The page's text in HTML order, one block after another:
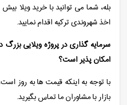
اخذ شهروندی ترکیه اقدام نمایید.
سرمایه گذاری در پروژه ویلایی بزرگ
امکان پذیر است؟
با توجه به اینکه قیمت ها به روز
بازار با مشاوران ما تماس بگیرید.